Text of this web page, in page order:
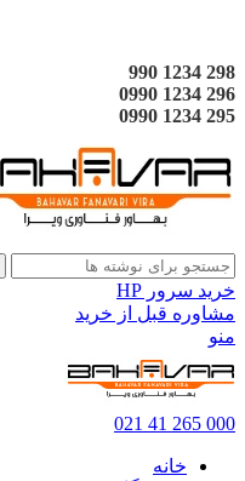
298 1234 990
296 1234 0990
295 1234 0990
خرید سرور HP
مشاوره قبل از خرید
منو
000 265 41 021
خانه